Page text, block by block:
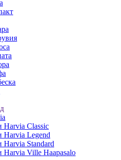
Harvia Classic
Harvia Legend
Harvia Standard
Harvia Ville Haapasalo